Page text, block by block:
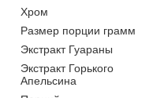
Хром
Размер порции грамм
Экстракт Гуараны
Экстракт Горького
Апельсина